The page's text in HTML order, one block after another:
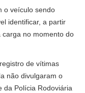
o veículo sendo
identificar, a partir
no momento do
de vítimas
não divulgaram o
da Polícia Rodoviária